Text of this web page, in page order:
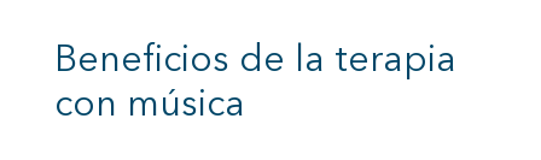
Beneficios de la terapia
con música